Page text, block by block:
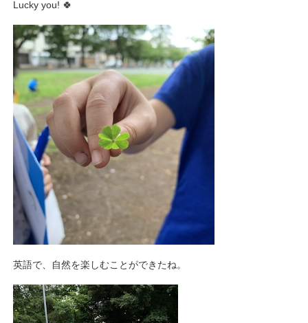
Lucky you! 🍀
英語で、自然を楽しむことができたね。